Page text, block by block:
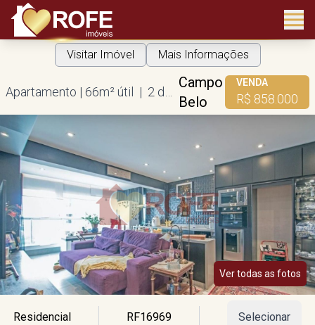
Campo
Belo
VENDA
R$ 858.000
Visitar Imóvel Mais Informações
Ver todas as fotos
Residencial RF16969 Selecionar